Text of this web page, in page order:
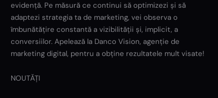
evidență. Pe măsură ce continui să optimizezi și să
adaptezi strategia ta de marketing, vei observa o
îmbunătățire constantă a vizibilității și, implicit, a
conversiilor. Apelează la Danco Vision, agenție de
marketing digital, pentru a obține rezultatele mult visate!
NOUTĂȚI